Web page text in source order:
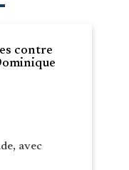
contre
avec